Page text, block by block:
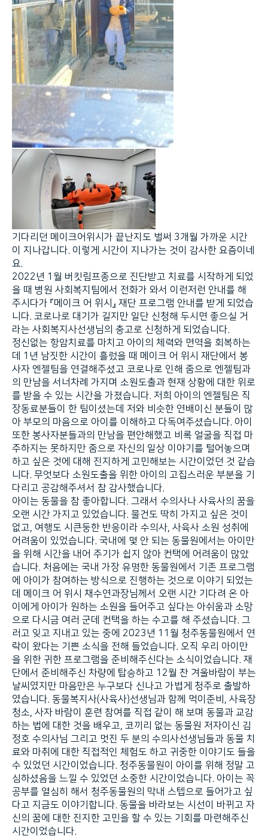
기다리던 메이크어위시가 끝난지도 벌써 3개월 가까운 시간
이 지나갑니다. 이렇게 시간이 지나가는 것이 감사한 요즘이네
요.
2022년 1월 버킷림프종으로 진단받고 치료를 시작하게 되었
을 때 병원 사회복지팀에서 전화가 와서 이런저런 안내를 해
주시다가 『메이크 어 위시』 재단 프로그램 안내를 받게 되었습
니다. 코로나로 대기가 길지만 일단 신청해 두시면 좋으실 거
라는 사회복지사선생님의 충고로 신청하게 되었습니다.
정신없는 항암치료를 마치고 아이의 체력와 면역을 회복하는
데 1년 남짓한 시간이 흘렀을 때 메이크 어 위시 재단에서 봉
사자 엔젤팀을 연결해주셨고 코로나로 인해 줌으로 엔젤팀과
의 만남을 서너차례 가지며 소원도출과 현재 상황에 대한 위로
를 받을 수 있는 시간을 가졌습니다. 저희 아이의 엔젤팀은 직
장동료분들이 한 팀이셨는데 저와 비슷한 연배이신 분들이 많
아 부모의 마음으로 아이를 이해하고 다독여주셨습니다. 아이
또한 봉사자분들과의 만남을 편안해했고 비록 얼굴을 직접 마
주하지는 못하지만 줌으로 자신의 일상 이야기를 털어놓으며
하고 싶은 것에 대해 진지하게 고민해보는 시간이었던 것 같습
니다. 무엇보다 소원도출을 위한 아이의 고집스러운 부분을 기
다리고 공감해주셔서 참 감사했습니다.
아이는 동물을 참 좋아합니다. 그래서 수의사나 사육사의 꿈을
오랜 시간 가지고 있었습니다. 물건도 딱히 가지고 싶은 것이
없고, 여행도 시큰둥한 반응이라 수의사, 사육사 소원 성취에
어려움이 있었습니다. 국내에 몇 안 되는 동물원에서는 아이만
을 위해 시간을 내어 주기가 쉽지 않아 컨택에 어려움이 많았
습니다. 처음에는 국내 가장 유명한 동물원에서 기존 프로그램
에 아이가 참여하는 방식으로 진행하는 것으로 이야기 되었는
데 메이크 어 위시 채수연과장님께서 오랜 시간 기다려 온 아
이에게 아이가 원하는 소원을 들어주고 싶다는 아쉬움과 소망
으로 다시금 여러 군데 컨택을 하는 수고를 해 주셨습니다. 그
러고 잊고 지내고 있는 중에 2023년 11월 청주동물원에서 연
락이 왔다는 기쁜 소식을 전해 들었습니다. 오직 우리 아이만
을 위한 귀한 프로그램을 준비해주신다는 소식이었습니다. 재
단에서 준비해주신 차량에 탑승하고 12월 찬 겨울바람이 부는
날씨였지만 마음만은 누구보다 신나고 가볍게 청주로 출발하
였습니다. 동물복지사(사육사)선생님과 함께 먹이준비, 사육장
청소, 사자 바람이 훈련 참여를 직접 같이 해 보며 동물과 교감
하는 법에 대한 것을 배우고, 코끼리 없는 동물원 저자이신 김
정호 수의사님 그리고 멋진 두 분의 수의사선생님들과 동물 치
료와 마취에 대한 직접적인 체험도 하고 귀중한 이야기도 들을
수 있었던 시간이었습니다. 청주동물원이 아이를 위해 정말 고
심하셨음을 느낄 수 있었던 소중한 시간이었습니다. 아이는 꼭
공부를 열심히 해서 청주동물원의 막내 스텝으로 들어가고 싶
다고 지금도 이야기합니다. 동물을 바라보는 시선이 바뀌고 자
신의 꿈에 대한 진지한 고민을 할 수 있는 기회를 마련해주신
시간이었습니다.